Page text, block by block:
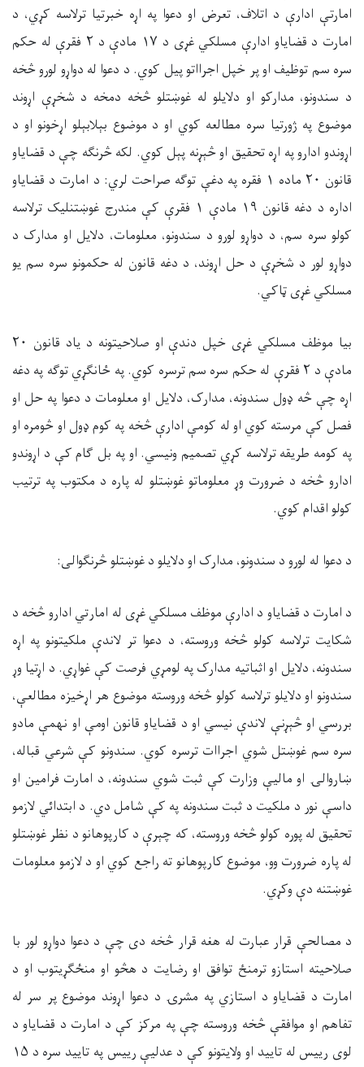
امارتې ادارې د اتلاف، تعرض او دعوا په اړه خبرتیا ترلاسه کړي، د
امارت د قضایاو ادارې مسلکي غړی د ۱۷ مادې د ۲ فقرې له حکم
سره سم توظیف او پر خپل اجرااتو پیل کوي. د دعوا له دواړو لورو څخه
د سندونو، مدارکو او دلایلو له غوښتلو څخه دمخه د شخړې اړوند
موضوع په ژورتیا سره مطالعه کوي او د موضوع بېلابېلو اړخونو او د
اړوندو ادارو په اړه تحقیق او څېړنه پېل کوي. لکه څرنګه چې د قضایاو
قانون ۲۰ ماده ۱ فقره په دغې توګه صراحت لري: د امارت د قضایاو
اداره د دغه قانون ۱۹ مادې ۱ فقرې کې مندرج غوښتنلیک ترلاسه
کولو سره سم، د دواړو لورو د سندونو، معلومات، دلایل او مدارک د
دواړو لور د شخړې د حل اړوند، د دغه قانون له حکمونو سره سم یو
مسلکي غړی ټاکي.
بیا موظف مسلکي غړی خپل دندې او صلاحیتونه د یاد قانون ۲۰
مادې د ۲ فقرې له حکم سره سم ترسره کوي. په ځانګړي توګه په دغه
اړه چې څه ډول سندونه، مدارک، دلایل او معلومات د دعوا په حل او
فصل کې مرسته کوي او له کومې ادارې څخه په کوم ډول او څومره او
په کومه طریقه ترلاسه کړي تصمیم ونیسي. او په بل ګام کې د اړوندو
ادارو څخه د ضرورت وړ معلوماتو غوښتلو له پاره د مکتوب په ترتیب
کولو اقدام کوي.
د دعوا له لورو د سندونو، مدارک او دلایلو د غوښتلو څرنګوالی:
د امارت د قضایاو د ادارې موظف مسلکي غړی له امارتي ادارو څخه د
شکایت ترلاسه کولو څخه وروسته، د دعوا تر لاندې ملکیتونو په اړه
سندونه، دلایل او اثباتیه مدارک په لومړي فرصت کې غواړي. د اړتیا وړ
سندونو او دلایلو ترلاسه کولو څخه وروسته موضوع هر اړخیزه مطالعې،
بررسي او څېړنې لاندې نیسي او د قضایاو قانون اومې او نهمې مادو
سره سم غوښتل شوي اجراات ترسره کوي. سندونو کې شرعي قباله،
ښاروالۍ او ماليې وزارت کې ثبت شوي سندونه، د امارت فرامین او
داسې نور د ملکیت د ثبت سندونه په کې شامل دي. د ابتدائي لازمو
تحقیق له پوره کولو څخه وروسته، که چېرې د کارپوهانو د نظر غوښتلو
له پاره ضرورت وو، موضوع کارپوهانو ته راجع کوي او د لازمو معلومات
غوښتنه دې وکړي.
د مصالحې قرار عبارت له هغه قرار څخه دی چې د دعوا دواړو لور با
صلاحیته استازو ترمنځ توافق او رضایت د هڅو او منځګړیتوب او د
امارت د قضایاو د استازي په مشرۍ د دعوا اړوند موضوع پر سر له
تفاهم او موافقې څخه وروسته چې په مرکز کې د امارت د قضایاو د
لوی رییس له تایید او ولایتونو کې د عدليې رییس په تایید سره د ۱۵